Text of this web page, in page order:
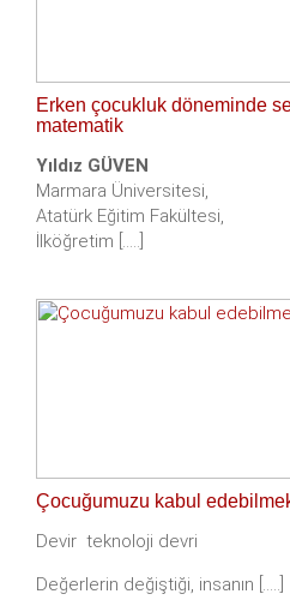
Erken çocukluk döneminde
matematik
Yıldız GÜVEN
Marmara Üniversitesi,
Atatürk Eğitim Fakültesi,
İlköğretim [.....]
Çocuğumuzu kabul
Devir teknoloji devri
Değerlerin değiştiği, insanın [.....]